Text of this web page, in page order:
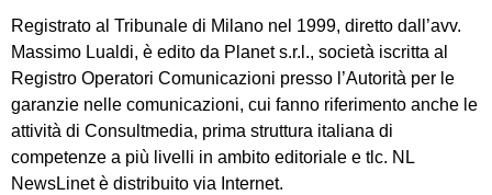
Registrato al Tribunale di Milano nel 1999, diretto dall’avv.
Massimo Lualdi, è edito da Planet s.r.l., società iscritta al
Registro Operatori Comunicazioni presso l’Autorità per le
garanzie nelle comunicazioni, cui fanno riferimento anche le
attività di Consultmedia, prima struttura italiana di
competenze a più livelli in ambito editoriale e tlc. NL
NewsLinet è distribuito via Internet.